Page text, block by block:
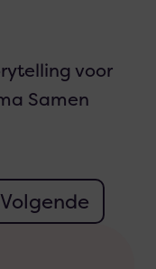
voor
Samen
Volgende